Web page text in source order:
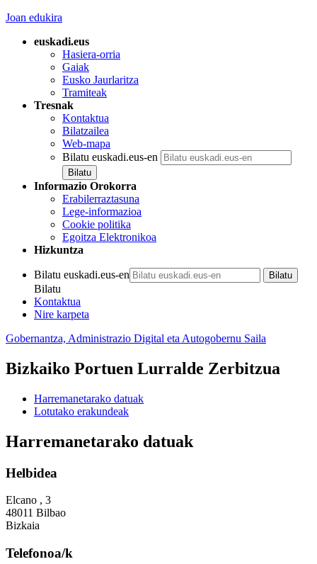
Joan edukira
euskadi.eus
Hasiera-orria
Gaiak
Eusko Jaurlaritza
Tramiteak
Tresnak
Kontaktua
Bilatzailea
Web-mapa
Bilatu euskadi.eus-en
Informazio Orokorra
Erabilerraztasuna
Lege-informazioa
Cookie politika
Egoitza Elektronikoa
Hizkuntza
Bilatu euskadi.eus-en
Bilatu
Kontaktua
Nire karpeta
Gobernantza, Administrazio Digital eta Autogobernu Saila
Bizkaiko Portuen Lurralde Zerbitzua
Harremanetarako datuak
Lotutako erakundeak
Harremanetarako datuak
Helbidea
Elcano , 3
48011 Bilbao
Bizkaia
Telefonoa/k